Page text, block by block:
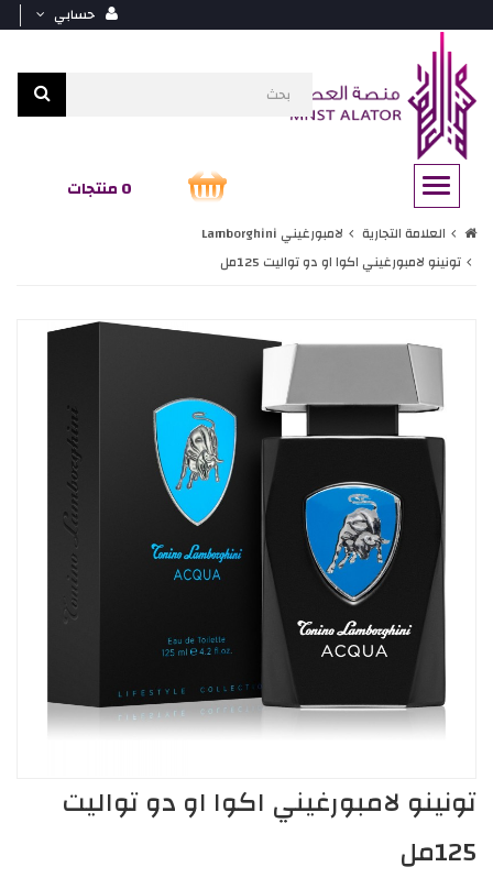
حسابي
0 منتجات
العلامة التجارية
لامبورغيني Lamborghini
تونينو لامبورغيني اكوا او دو تواليت 125مل
تونينو لامبورغيني اكوا او دو تواليت
125مل